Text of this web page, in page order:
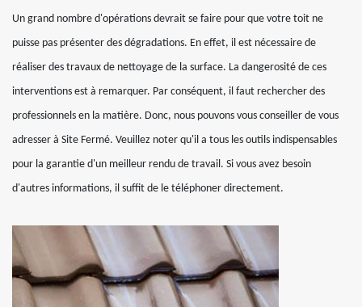
Un grand nombre d'opérations devrait se faire pour que votre toit ne
puisse pas présenter des dégradations. En effet, il est nécessaire de
réaliser des travaux de nettoyage de la surface. La dangerosité de ces
interventions est à remarquer. Par conséquent, il faut rechercher des
professionnels en la matière. Donc, nous pouvons vous conseiller de vous
adresser à Site Fermé. Veuillez noter qu'il a tous les outils indispensables
pour la garantie d'un meilleur rendu de travail. Si vous avez besoin
d'autres informations, il suffit de le téléphoner directement.